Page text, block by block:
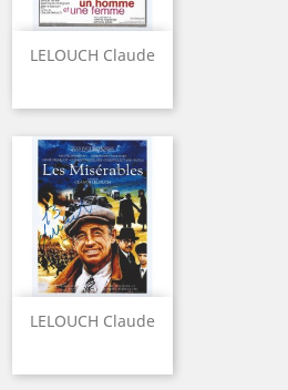
LELOUCH Claude
LELOUCH Claude